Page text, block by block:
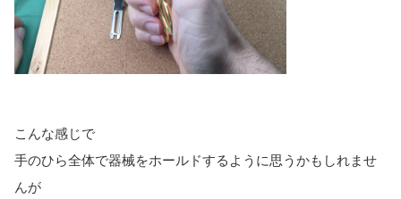
こんな感じで
手のひら全体で器械をホールドするように思うかもしれませ
んが